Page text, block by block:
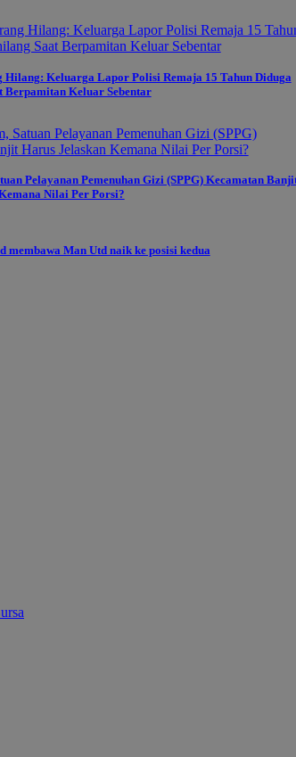
Hilang: Keluarga Lapor Polisi Remaja 15 Tahun Diduga
Berpamitan Keluar Sebentar
Pelayanan Pemenuhan Gizi (SPPG) Kecamatan
Nilai Per Porsi?
membawa Man Utd naik ke posisi kedua